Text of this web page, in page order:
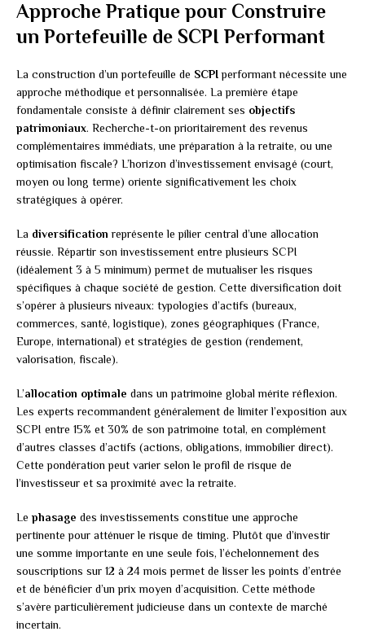
Approche Pratique pour Construire
un Portefeuille de SCPI Performant
La construction d’un portefeuille de SCPI performant nécessite une
approche méthodique et personnalisée. La première étape
fondamentale consiste à définir clairement ses objectifs
patrimoniaux. Recherche-t-on prioritairement des revenus
complémentaires immédiats, une préparation à la retraite, ou une
optimisation fiscale? L’horizon d’investissement envisagé (court,
moyen ou long terme) oriente significativement les choix
stratégiques à opérer.
La diversification représente le pilier central d’une allocation
réussie. Répartir son investissement entre plusieurs SCPI
(idéalement 3 à 5 minimum) permet de mutualiser les risques
spécifiques à chaque société de gestion. Cette diversification doit
s’opérer à plusieurs niveaux: typologies d’actifs (bureaux,
commerces, santé, logistique), zones géographiques (France,
Europe, international) et stratégies de gestion (rendement,
valorisation, fiscale).
L’allocation optimale dans un patrimoine global mérite réflexion.
Les experts recommandent généralement de limiter l’exposition aux
SCPI entre 15% et 30% de son patrimoine total, en complément
d’autres classes d’actifs (actions, obligations, immobilier direct).
Cette pondération peut varier selon le profil de risque de
l’investisseur et sa proximité avec la retraite.
Le phasage des investissements constitue une approche
pertinente pour atténuer le risque de timing. Plutôt que d’investir
une somme importante en une seule fois, l’échelonnement des
souscriptions sur 12 à 24 mois permet de lisser les points d’entrée
et de bénéficier d’un prix moyen d’acquisition. Cette méthode
s’avère particulièrement judicieuse dans un contexte de marché
incertain.